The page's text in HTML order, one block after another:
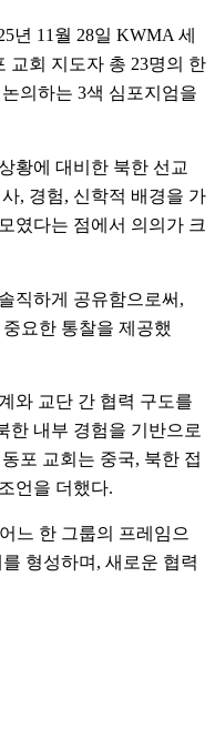
년 11월 28일 KWMA세
교회 지도자 총 23명의 한
의하는 3색 심포지엄을
황에 대비한 북한 선교
, 경험, 신학적 배경을 가
였다는 점에서 의의가 크
직하게 공유함으로써 ,
요한 통찰을 제공했
와 교단 간 협력 구도를
한 내부 경험을 기반으로
포 교회는 중국, 북한 접
언을 더했다.
느 한 그룹의 프레임으
형성하며 , 새로운 협력